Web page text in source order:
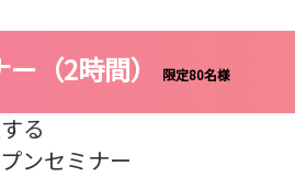
（2時間） 限定80名様
る
ンセミナー